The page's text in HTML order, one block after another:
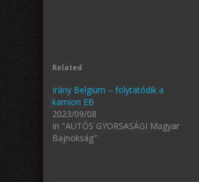
Related
Irány Belgium – folytatódik a
kamion EB
2023/09/08
In "AUTÓS GYORSASÁGI Magyar
Bajnokság"